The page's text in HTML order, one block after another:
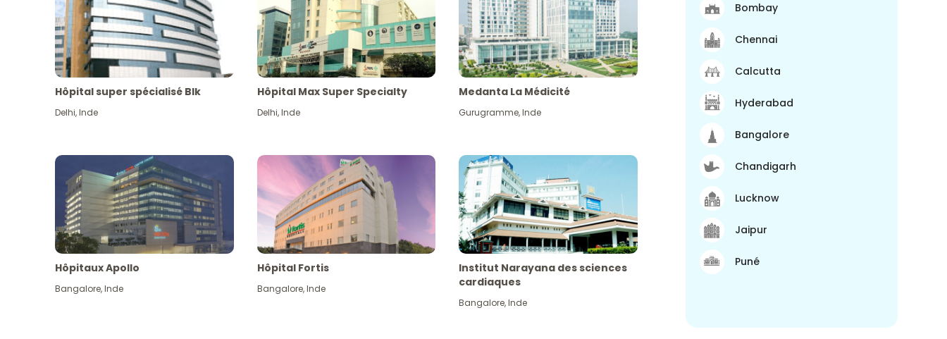
Hôpital super spécialisé Blk
Delhi,Inde
Hôpital Max Super Specialty
Delhi,Inde
Medanta La Médicité
Gurugramme,Inde
Hôpitaux Apollo
Bangalore,Inde
Hôpital Fortis
Bangalore,Inde
Institut Narayana des sciences
cardiaques
Bangalore,Inde
Bombay
Chennai
Calcutta
Hyderabad
Bangalore
Chandigarh
Lucknow
Jaipur
Puné